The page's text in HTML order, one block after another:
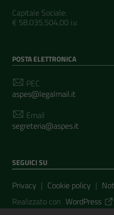
Capitale Sociale:
€ 58.035.504,00 i.v.
POSTA ELETTRONICA
PEC
aspes@legalmail.it
Email
segreteria@aspes.it
SEGUICI SU
Sezione Link Utili
Privacy | Cookie policy |
Realizzato con WordPress